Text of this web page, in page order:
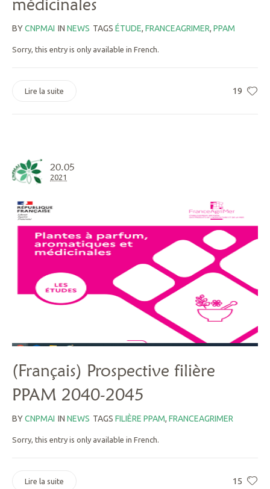
médicinales
BYCNPMAI IN NEWS TAGS ÉTUDE, FRANCEAGRIMER, PPAM
Sorry, this entry is only available in French.
19
Lire la suite
20.05
2021
(Français) Prospective filière
PPAM 2040-2045
BYCNPMAI IN NEWS TAGS FILIÈRE PPAM, FRANCEAGRIMER
Sorry, this entry is only available in French.
15
Lire la suite